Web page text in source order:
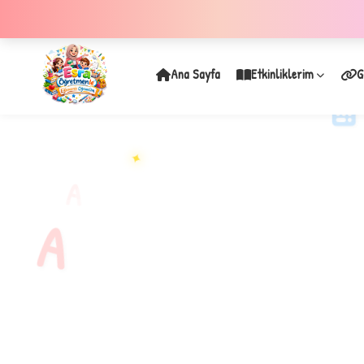
✦
Ana Sayfa Etkinliklerim
A